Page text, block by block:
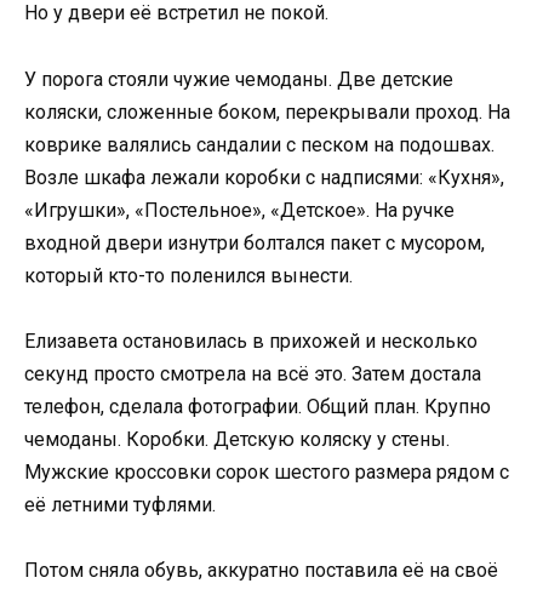
Но у двери её встретил не покой.
У порога стояли чужие чемоданы. Две детские
коляски, сложенные боком, перекрывали проход. На
коврике валялись сандалии с песком на подошвах.
Возле шкафа лежали коробки с надписями: «Кухня»,
«Игрушки», «Постельное», «Детское». На ручке
входной двери изнутри болтался пакет с мусором,
который кто-то поленился вынести.
Елизавета остановилась в прихожей и несколько
секунд просто смотрела на всё это. Затем достала
телефон, сделала фотографии. Общий план. Крупно
чемоданы. Коробки. Детскую коляску у стены.
Мужские кроссовки сорок шестого размера рядом с
её летними туфлями.
Потом сняла обувь, аккуратно поставила её на своё